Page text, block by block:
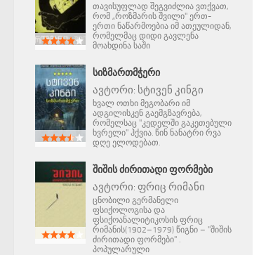
თავისუფლად შეგვიძლია ვთქვათ,
რომ „როზმარის შვილი" ერთ-
ერთი ნაწარმოებია იმ ათეულიდან,
რომელმაც დიდი გავლენა
მოახდინა საში
ᲡᲘᲖᲛᲐᲠᲗᲛᲭᲔᲠᲘ
ავტორი: სტივენ კინგი
ხვალ ოთხი მეგობარი იმ
ადგილისკენ გაემგზავრება,
რომელსაც "კედელში გაკეთებული
ხვრელი" ჰქვია. წინ ნანატრი რვა
დღე ელოდებათ.
ᲨᲘᲨᲘᲡ ᲫᲘᲠᲘᲗᲐᲓᲘ ᲤᲝᲠᲛᲔᲑᲘ
ავტორი: ფრიც რიმანი
ცნობილი გერმანელი
ფსიქოლოგისა და
ფსიქოანალიტიკოსის ფრიც
რიმანის(1902–1979) წიგნი – "შიშის
ძირითადი ფორმები" .
პოპულარული